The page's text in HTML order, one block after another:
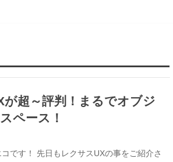
が超～評判！まるでオブジ
ペース！
です！ 先日もレクサスUXの事をご紹介さ